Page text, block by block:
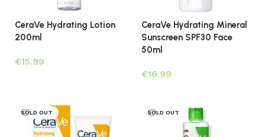
CeraVe Hydrating Lotion
200ml
€
CeraVe Hydrating Mineral
Sunscreen SPF30 Face
50ml
€
SOLD OUT SOLD OUT